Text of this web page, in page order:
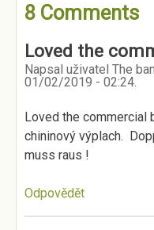
8 Comments
Loved the
Napsal uživatel The
01/02/2019 - 02:24.
Loved the commercial
chininový výplach.
muss raus !
Odpovědět